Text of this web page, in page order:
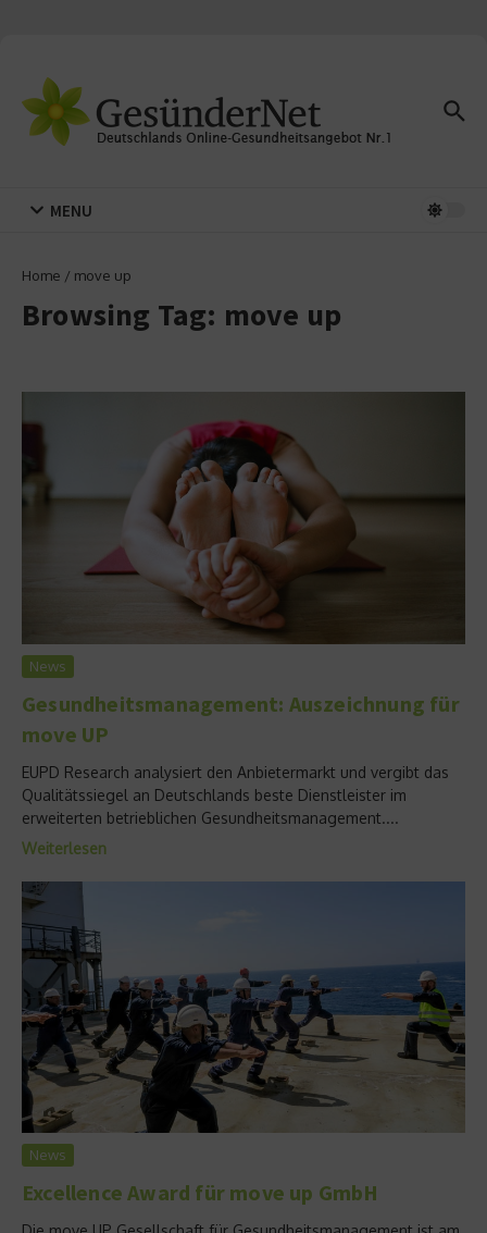
MENU
Home / move up
Browsing Tag: move up
News
Gesundheitsmanagement: Auszeichnung für
move UP
EUPD Research analysiert den Anbietermarkt und vergibt das
Qualitätssiegel an Deutschlands beste Dienstleister im
erweiterten betrieblichen Gesundheitsmanagement....
Weiterlesen
News
Excellence Award für move up GmbH